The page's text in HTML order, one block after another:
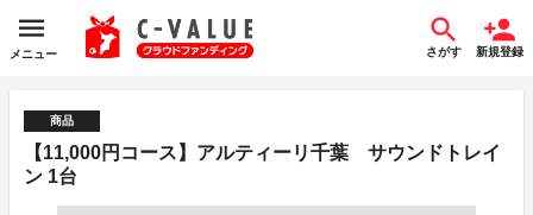
メニュー さがす 新規登録
商品
【11,000円コース】アルティーリ千葉 サウンドトレイ
ン 1台